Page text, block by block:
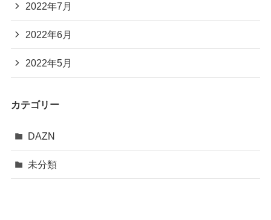
2022年7月
2022年6月
2022年5月
カテゴリー
DAZN
未分類